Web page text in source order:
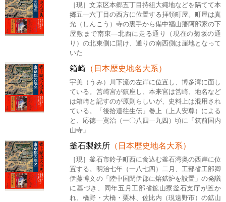
［現］文京区本郷五丁目持組大縄地などを隔てて本
郷五―六丁目の西方に位置する拝領町屋。町屋は真
光（しんこう）寺の裏手から備中福山藩阿部家の下
屋敷まで南東―北西に走る通り（現在の菊坂の通
り）の北東側に開け、通りの南西側は崖地となって
いた
箱崎 （日本歴史地名大系）
宇美（うみ）川下流の左岸に位置し、博多湾に面し
ている。筥崎宮が鎮座し、本来宮は筥崎、地名など
は箱崎と記すのが原則らしいが、史料上は混用され
ている。「後拾遺往生伝」巻上（上人安尊）による
と、応徳―寛治（一〇八四―九四）頃に「筑前国内
山寺」
釜石製鉄所 （日本歴史地名大系）
［現］釜石市鈴子町西に食込む釜石湾奥の西岸に位
置する。明治七年（一八七四）二月、工部省工部卿
伊藤博文の「陸中国閉伊郡に熔鉱炉を設置」の発議
に基づき、同年五月工部省鉱山寮釜石支庁が置か
れ、橋野・大橋・栗林、佐比内（現遠野市）の鉱山